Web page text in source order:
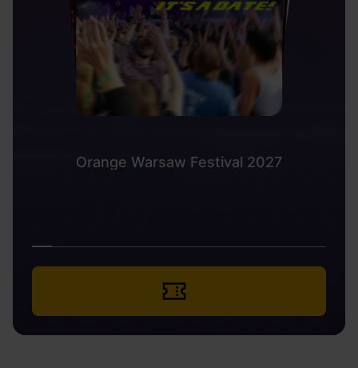
Orange Warsaw Festival 2027